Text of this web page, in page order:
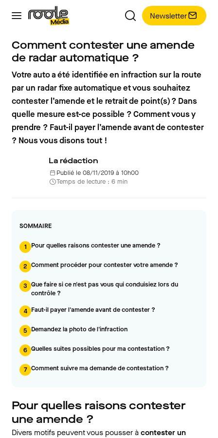
Newsletter
Comment contester une amende
de radar automatique ?
Votre auto a été identifiée en infraction sur la route
par un radar fixe automatique et vous souhaitez
contester l’amende et le retrait de point(s) ? Dans
quelle mesure est-ce possible ? Comment vous y
prendre ? Faut-il payer l’amende avant de contester
? Nous vous disons tout !
La rédaction
Publié le 08/11/2019 à 10h00
Temps de lecture : 6 min
SOMMAIRE
1 Pour quelles raisons contester une amende ?
2 Comment procéder pour contester votre amende ?
3 Que faire si ce n'est pas vous qui conduisiez lors du
contrôle ?
4 Faut-il payer l'amende avant de contester ?
5 Demandez la photo de l'infraction
6 Quelles suites possibles pour ma contestation ?
7 Comment suivre ma demande de contestation ?
Pour quelles raisons contester
une amende ?
Divers motifs peuvent vous pousser àcontester un